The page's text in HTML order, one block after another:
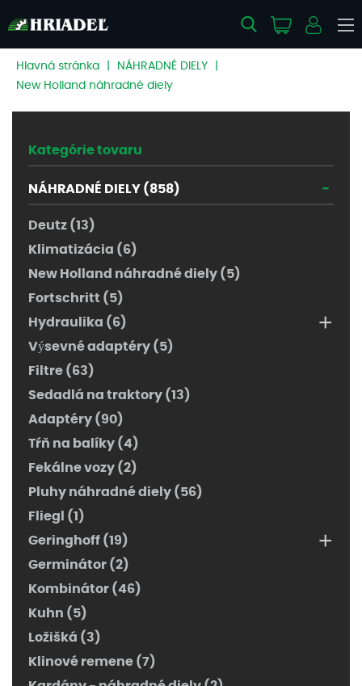
Hlavná stránka NÁHRADNÉ DIELY
New Holland náhradné diely
Kategórie tovaru
NÁHRADNÉ DIELY (858) -
Deutz (13)
Klimatizácia (6)
New Holland náhradné diely (5)
Fortschritt (5)
Hydraulika (6)
+
Výsevné adaptéry (5)
Filtre (63)
Sedadlá na traktory (13)
Adaptéry (90)
Tŕň na balíky (4)
Fekálne vozy (2)
Pluhy náhradné diely (56)
Fliegl (1)
Geringhoff (19)
+
Germinátor (2)
Kombinátor (46)
Kuhn (5)
Ložišká (3)
Klinové remene (7)